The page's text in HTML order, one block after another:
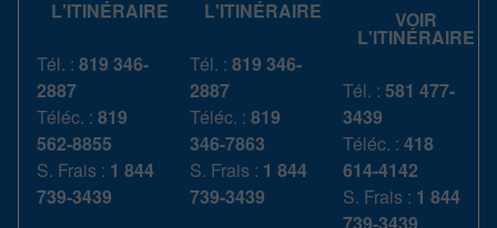
L'ITINÉRAIRE
Tél. : 819 346-
2887
Téléc. : 819
562-8855
S. Frais : 1 844
739-3439
L'ITINÉRAIRE
Tél. : 819 346-
2887
Téléc. : 819
346-7863
S. Frais : 1 844
739-3439
VOIR
L'ITINÉRAIRE
Tél. : 581 477-
3439
Téléc. : 418
614-4142
S. Frais : 1 844